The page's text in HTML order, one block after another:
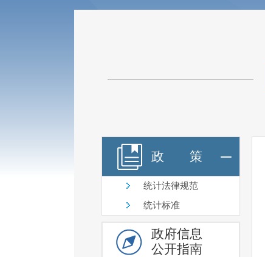
政 策
统计法律规范
统计标准
政府信息
公开指南